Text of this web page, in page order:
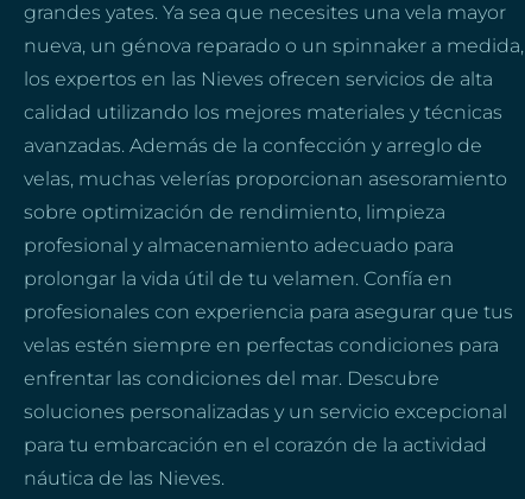
grandes yates. Ya sea que necesites una vela mayor
nueva, un génova reparado o un spinnaker a medida,
los expertos en las Nieves ofrecen servicios de alta
calidad utilizando los mejores materiales y técnicas
avanzadas. Además de la confección y arreglo de
velas, muchas velerías proporcionan asesoramiento
sobre optimización de rendimiento, limpieza
profesional y almacenamiento adecuado para
prolongar la vida útil de tu velamen. Confía en
profesionales con experiencia para asegurar que tus
velas estén siempre en perfectas condiciones para
enfrentar las condiciones del mar. Descubre
soluciones personalizadas y un servicio excepcional
para tu embarcación en el corazón de la actividad
náutica de las Nieves.